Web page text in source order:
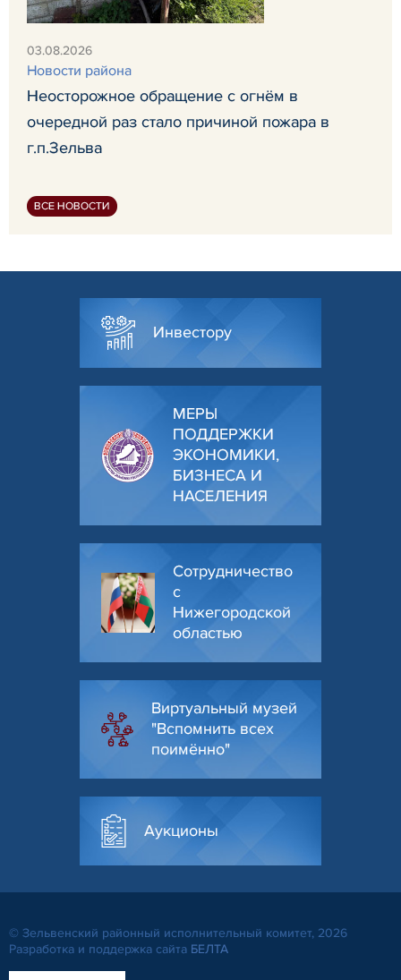
03.08.2026
Новости района
Неосторожное обращение с огнём в
очередной раз стало причиной пожара в
г.п.Зельва
ВСЕ НОВОСТИ
Инвестору
МЕРЫ
ПОДДЕРЖКИ
ЭКОНОМИКИ,
БИЗНЕСА И
НАСЕЛЕНИЯ
Сотрудничество
с
Нижегородской
областью
Виртуальный музей
"Вспомнить всех
поимённо"
Аукционы
© Зельвенский районный исполнительный комитет, 2026
Разработка и поддержка сайта БЕЛТА